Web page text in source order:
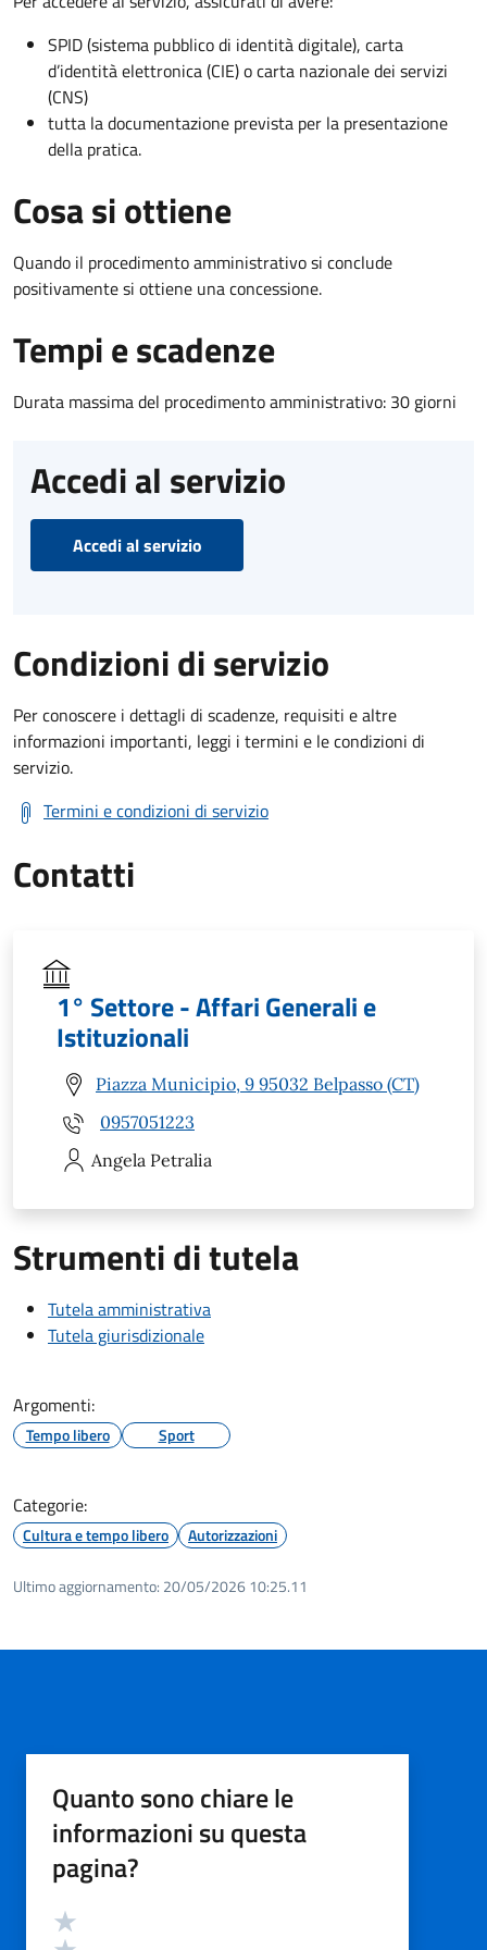
SPID (sistema pubblico di identità digitale), carta
d’identità elettronica (CIE) o carta nazionale dei servizi
(CNS)
tutta la documentazione prevista per la presentazione
della pratica.
Cosa si ottiene
Quando il procedimento amministrativo si conclude
positivamente si ottiene una concessione.
Tempi e scadenze
Durata massima del procedimento amministrativo: 30 giorni
Accedi al servizio
Accedi al servizio
Condizioni di servizio
Per conoscere i dettagli di scadenze, requisiti e altre
informazioni importanti, leggi i termini e le condizioni di
servizio.
Termini e condizioni di servizio
Contatti
1° Settore - Affari Generali e
Istituzionali
Piazza Municipio, 9 95032 Belpasso (CT)
0957051223
Angela Petralia
Strumenti di tutela
Tutela amministrativa
Tutela giurisdizionale
Argomenti:
Tempo libero Sport
Categorie:
Cultura e tempo libero Autorizzazioni
Ultimo aggiornamento: 20/05/2026 10:25.11
Quanto sono chiare le
informazioni su questa
pagina?
Valutazione